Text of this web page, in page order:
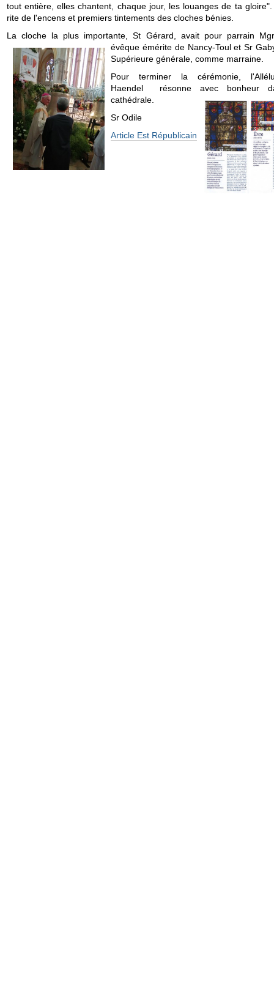
tout entière, elles chantent, chaque jour, les louanges de ta
rite de l'encens et premiers tintements des cloches bénies.
La cloche la plus importante, St Gérard, avait pour parrain
évêque émérite de Nancy-Toul et Sr
Supérieure générale, comme marraine.
Pour terminer la cérémonie,
Haendel résonne avec bonheur
cathédrale.
Sr Odile
Article Est Républicain